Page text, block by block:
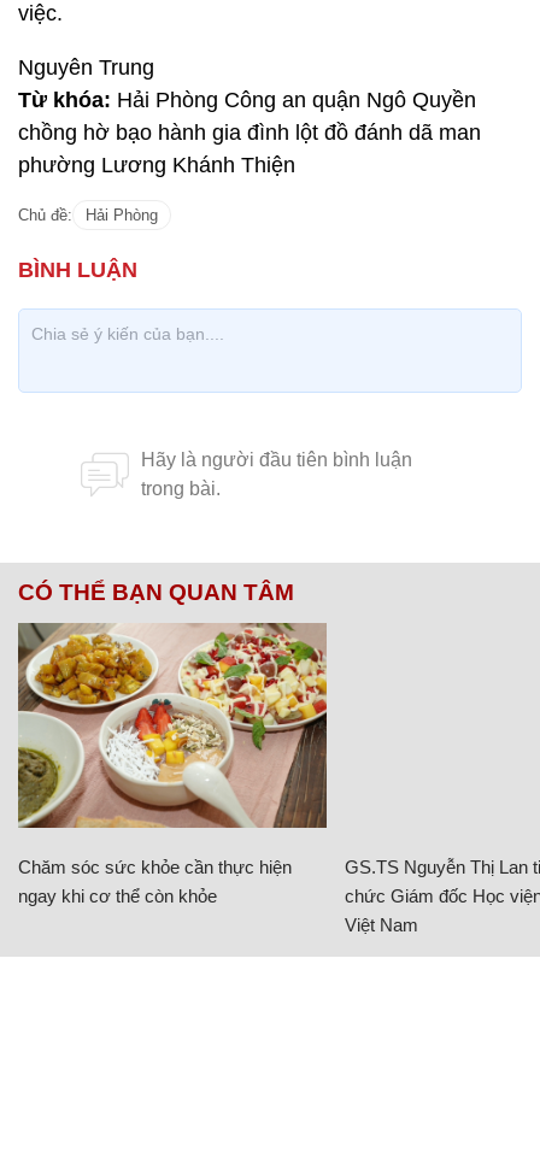
việc.
Nguyên Trung
Từ khóa: Hải Phòng Công an quận Ngô Quyền
chồng hờ bạo hành gia đình lột đồ đánh dã man
phường Lương Khánh Thiện
Chủ đề: Hải Phòng
CÓ THỂ BẠN QUAN TÂM
Chăm sóc sức khỏe cần thực hiện
ngay khi cơ thể còn khỏe
GS.TS Nguyễn Thị Lan
chức Giám đốc Học
Việt Nam